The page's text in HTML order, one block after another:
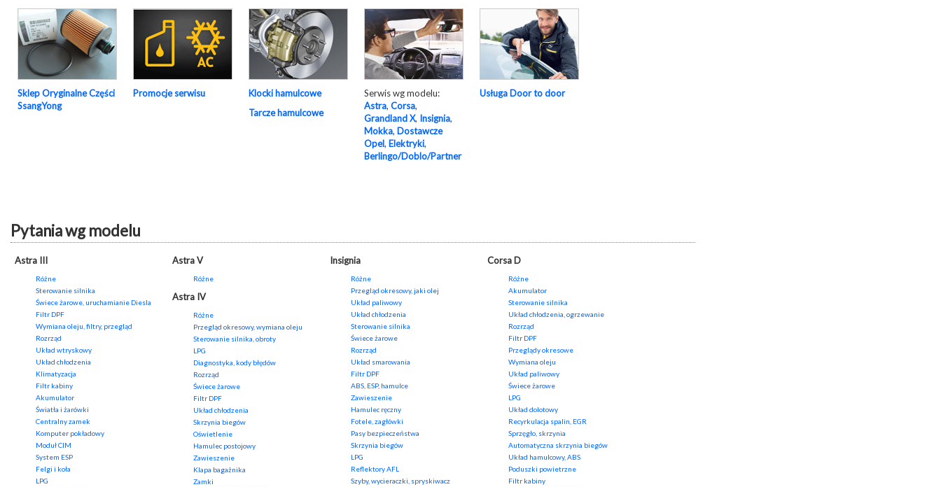
Sklep Oryginalne Części
SsangYong
Promocje serwisu
Klocki hamulcowe
Tarcze hamulcowe
Serwis wg modelu:
Astra, Corsa,
Grandland X, Insignia,
Mokka, Dostawcze
Opel, Elektryki,
Berlingo/Doblo/Partner
Usługa Door to door
Pytania wg modelu
Astra III
Różne
Sterowanie silnika
Świece żarowe, uruchamianie Diesla
Filtr DPF
Wymiana oleju, filtry, przegląd
Rozrząd
Układ wtryskowy
Układ chłodzenia
Klimatyzacja
Filtr kabiny
Akumulator
Światła i żarówki
Centralny zamek
Komputer pokładowy
Moduł CIM
System ESP
Felgi i koła
LPG
Astra V
Różne
Astra IV
Różne
Przegląd okresowy, wymiana oleju
Sterowanie silnika, obroty
LPG
Diagnostyka, kody błędów
Rozrząd
Świece żarowe
Filtr DPF
Układ chłodzenia
Skrzynia biegów
Oświetlenie
Hamulec postojowy
Zawieszenie
Klapa bagażnika
Zamki
Insignia
Różne
Przegląd okresowy, jaki olej
Układ paliwowy
Układ chłodzenia
Sterowanie silnika
Świece żarowe
Rozrząd
Układ smarowania
Filtr DPF
ABS, ESP, hamulce
Zawieszenie
Hamulec ręczny
Fotele, zagłówki
Pasy bezpieczeństwa
Skrzynia biegów
LPG
Reflektory AFL
Szyby, wycieraczki, spryskiwacz
Corsa D
Różne
Akumulator
Sterowanie silnika
Układ chłodzenia, ogrzewanie
Rozrząd
Filtr DPF
Przeglądy okresowe
Wymiana oleju
Układ paliwowy
Świece żarowe
LPG
Układ dolotowy
Recyrkulacja spalin, EGR
Sprzęgło, skrzynia
Automatyczna skrzynia biegów
Układ hamulcowy, ABS
Poduszki powietrzne
Filtr kabiny